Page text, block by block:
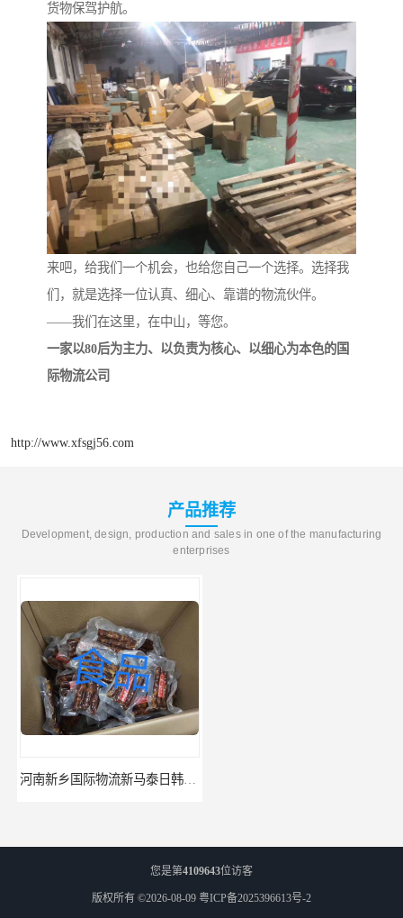
货物保驾护航。
来吧，给我们一个机会，也给您自己一个选择。选择我
们，就是选择一位认真、细心、靠谱的物流伙伴。
——我们在这里，在中山，等您。
一家以80后为主力、以负责为核心、以细心为本色的国
际物流公司
http://www.xfsgj56.com
产品推荐
Development, design, production and sales in one of the manufacturing
enterprises
河南新乡国际物流新马泰日韩菲律宾老挝缅甸印尼柬埔寨双清包税
您是第4109643位访客
版权所有 ©2026-08-09 粤ICP备2025396613号-2